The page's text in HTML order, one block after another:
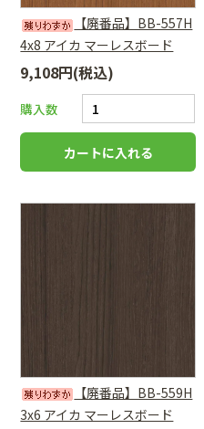
【廃番品】BB-557H
4x8 アイカ マーレスボード
9,108円(税込)
購入数
【廃番品】BB-559H
3x6 アイカ マーレスボード